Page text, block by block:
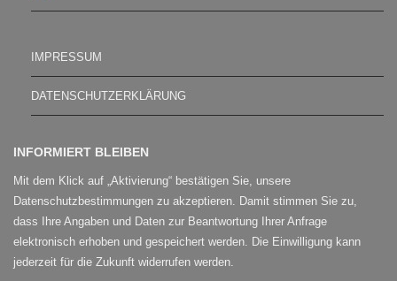
IMPRESSUM
DATENSCHUTZERKLÄRUNG
INFORMIERT BLEIBEN
Mit dem Klick auf „Aktivierung“ bestätigen Sie, unsere
Datenschutzbestimmungen zu akzeptieren. Damit stimmen Sie zu,
dass Ihre Angaben und Daten zur Beantwortung Ihrer Anfrage
elektronisch erhoben und gespeichert werden. Die Einwilligung kann
jederzeit für die Zukunft widerrufen werden.